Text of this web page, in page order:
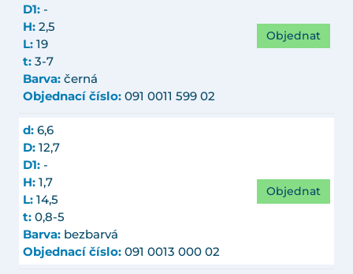
D1: -
H: 2,5
L: 19
t: 3-7
Barva: černá
Objednací číslo: 091 0011 599 02
Objednat
d: 6,6
D: 12,7
D1: -
H: 1,7
L: 14,5
t: 0,8-5
Barva: bezbarvá
Objednací číslo: 091 0013 000 02
Objednat